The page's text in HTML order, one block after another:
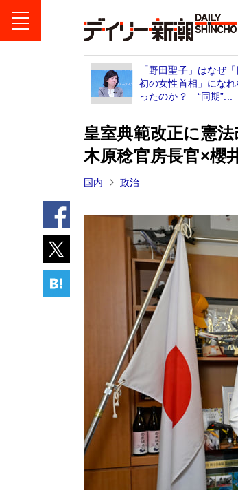
「野田聖子」はなぜ
初の女性首相」にな
ったのか？ “同期”...
皇室典範改正に憲
木原稔官房長官×櫻
国内 政治